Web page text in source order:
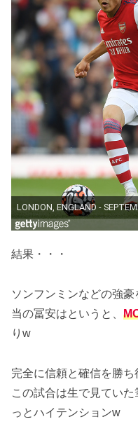
結果・・・
ソンフンミンなどの強
当の冨安はというと、
りw
完全に信頼と確信を勝ち
この試合は生で見てい
っとハイテンションw